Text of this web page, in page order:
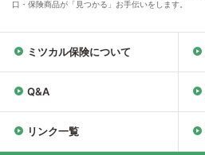
口・保険商品が「見つかる」お手伝いをします。
ミツカル保険について
Q&A
リンク一覧